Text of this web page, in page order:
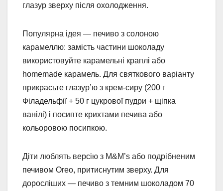
глазур зверху після охолодження.
Популярна ідея — печиво з солоною
карамеллю: замість частини шоколаду
використовуйте карамельні краплі або
homemade карамель. Для святкового варіанту
прикрасьте глазур’ю з крем-сиру (200 г
Філадельфії + 50 г цукрової пудри + щіпка
ванілі) і посипте крихтами печива або
кольоровою посипкою.
Діти люблять версію з M&M’s або подрібненим
печивом Oreo, притиснутим зверху. Для
доросліших — печиво з темним шоколадом 70